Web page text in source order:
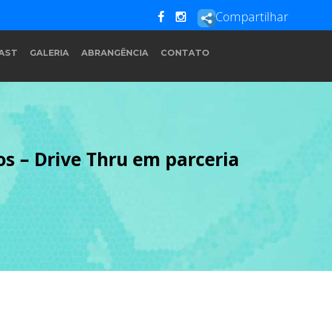
Compartilhar
GALERIA ABRANGÊNCIA CONTATO
– Drive Thru em parceria